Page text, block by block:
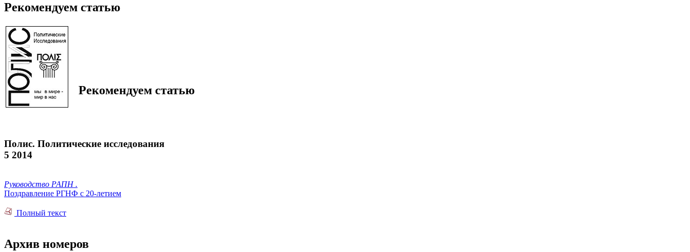
Рекомендуем статью
Рекомендуем статью
Полис. Политические исследования
5 2014
Руководство РАПН .
Поздравление РГНФ с 20-летием
Полный текст
Архив номеров